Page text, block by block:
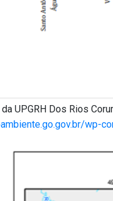
UPGRH Dos Rios
wp-